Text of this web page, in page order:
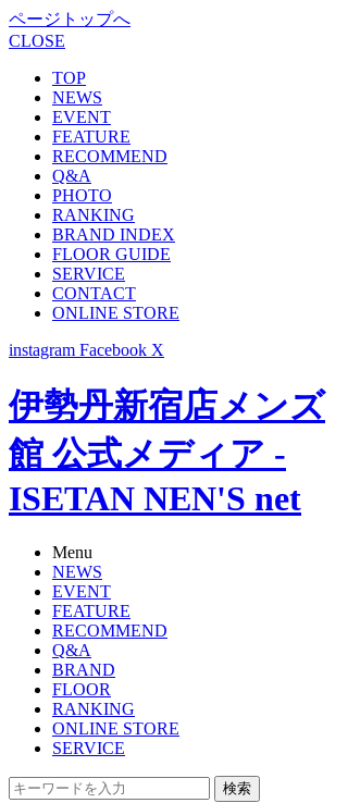
ページトップへ
CLOSE
TOP
NEWS
EVENT
FEATURE
RECOMMEND
Q&A
PHOTO
RANKING
BRAND INDEX
FLOOR GUIDE
SERVICE
CONTACT
ONLINE STORE
instagram Facebook X
伊勢丹新宿店メンズ
館 公式メディア -
ISETAN NEN'S net
Menu
NEWS
EVENT
FEATURE
RECOMMEND
Q&A
BRAND
FLOOR
RANKING
ONLINE STORE
SERVICE
検索